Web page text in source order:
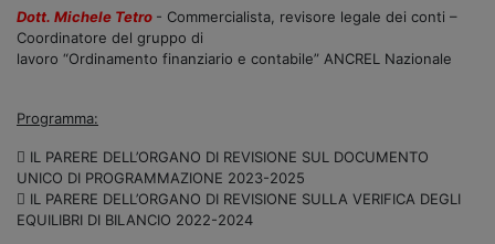
Dott. Michele Tetro - Commercialista, revisore legale dei conti –
Coordinatore del gruppo di
lavoro “Ordinamento finanziario e contabile” ANCREL Nazionale
Programma:
 IL PARERE DELL’ORGANO DI REVISIONE SUL DOCUMENTO
UNICO DI PROGRAMMAZIONE 2023-2025
 IL PARERE DELL’ORGANO DI REVISIONE SULLA VERIFICA DEGLI
EQUILIBRI DI BILANCIO 2022-2024